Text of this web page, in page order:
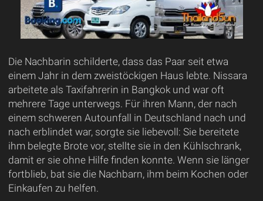
Die Nachbarin schilderte, dass das Paar seit etwa
einem Jahr in dem zweistöckigen Haus lebte. Nissara
arbeitete als Taxifahrerin in Bangkok und war oft
mehrere Tage unterwegs. Für ihren Mann, der nach
einem schweren Autounfall in Deutschland nach und
nach erblindet war, sorgte sie liebevoll: Sie bereitete
ihm belegte Brote vor, stellte sie in den Kühlschrank,
damit er sie ohne Hilfe finden konnte. Wenn sie länger
fortblieb, bat sie die Nachbarn, ihm beim Kochen oder
Einkaufen zu helfen.